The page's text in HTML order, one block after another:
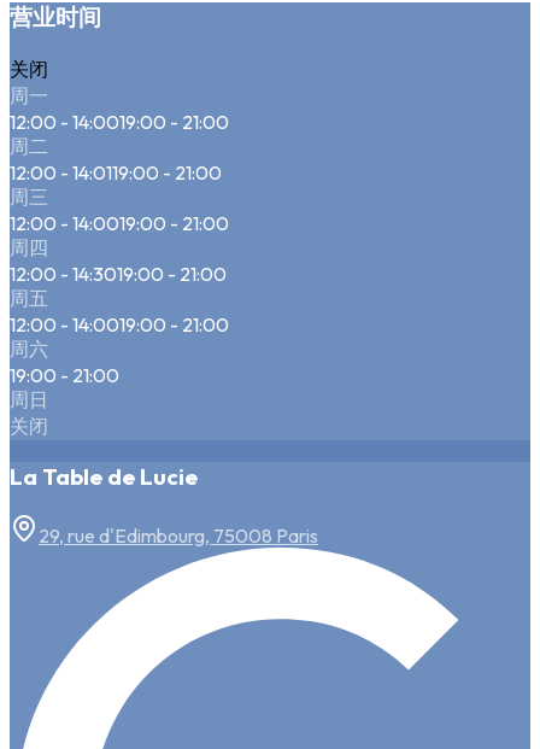
营业时间
关闭
周一
12:00 - 14:0019:00 - 21:00
周二
12:00 - 14:0119:00 - 21:00
周三
12:00 - 14:0019:00 - 21:00
周四
12:00 - 14:3019:00 - 21:00
周五
12:00 - 14:0019:00 - 21:00
周六
19:00 - 21:00
周日
关闭
La Table de Lucie
29, rue d'Edimbourg, 75008 Paris